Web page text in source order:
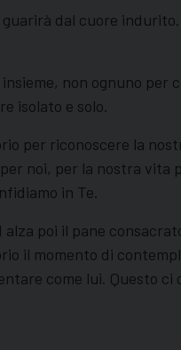
dal cuore indurito.
non ognuno
isolato e solo.
per riconoscere la
noi, per la nostra vita
in Te.
poi il pane
il momento di
come lui. Questo